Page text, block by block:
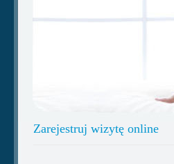
Zarejestruj wizytę online